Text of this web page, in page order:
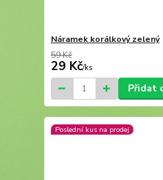
Náramek korálkový zelený
59 Kč
29 Kč/ks
Přidat
Poslední kus na prodej